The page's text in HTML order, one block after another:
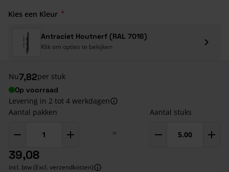
Kies een Kleur
Antraciet Houtnerf (RAL 7016)
Klik om opties te bekijken
Nu7,82per stuk
Op voorraad
Levering in 2 tot 4 werkdagen
Aantal pakken
=
Aantal stuks
39,08
incl. btw (Excl. verzendkosten)